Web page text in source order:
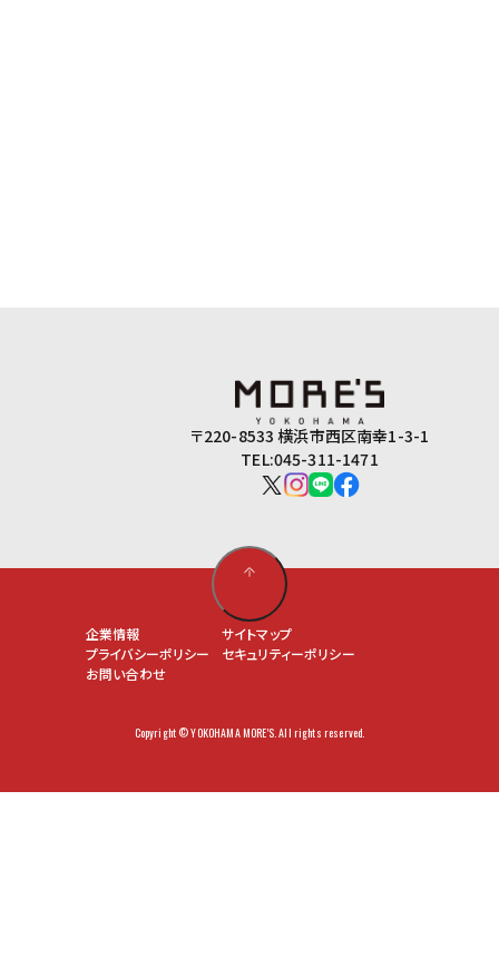
〒220-8533 横浜市西区南幸1-3-1
TEL:045-311-1471
企業情報
サイトマップ
プライバシーポリシー
セキュリティーポリシー
お問い合わせ
Copyright © YOKOHAMA MORE'S. All rights reserved.